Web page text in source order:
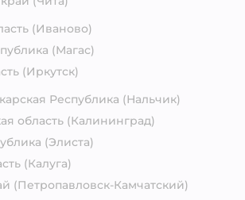
(Иваново)
(Магас)
(Иркутск)
Республика (Нальчик)
область (Калининград)
(Элиста)
(Калуга)
(Петропавловск-Камчатский)